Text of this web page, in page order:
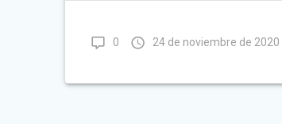
0 24 de noviembre de 2020